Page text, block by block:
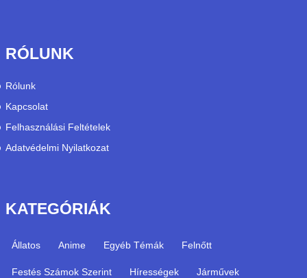
RÓLUNK
Rólunk
Kapcsolat
Felhasználási Feltételek
Adatvédelmi Nyilatkozat
KATEGÓRIÁK
Állatos Anime Egyéb Témák Felnőtt
Festés Számok Szerint Hírességek Járművek